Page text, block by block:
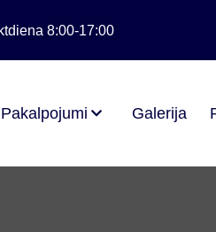
8:00-17:00
Pakalpojumi Galerija